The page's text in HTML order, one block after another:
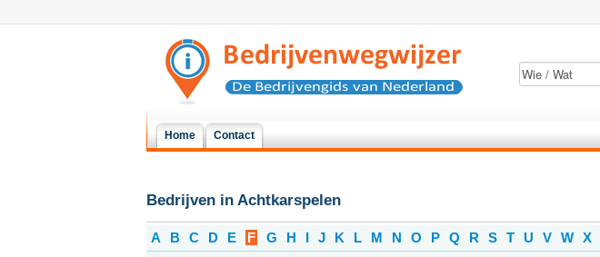
Home Contact
Bedrijven in Achtkarspelen
A B C D E F G H I J K L M N O P Q R S T U V W X